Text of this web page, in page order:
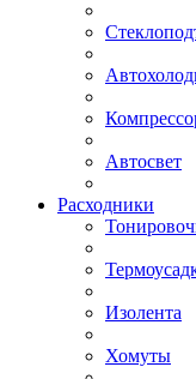
Автосвет
Расходники
Изолента
Хомуты